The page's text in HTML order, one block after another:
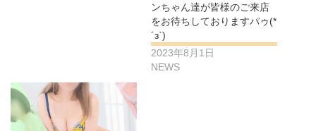
ンちゃん達が皆様のご来店
をお待ちしておりますパゥ(*
´з`)
2023年8月1日
NEWS